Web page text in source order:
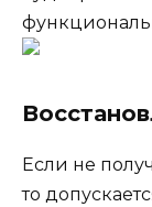
Если не
то